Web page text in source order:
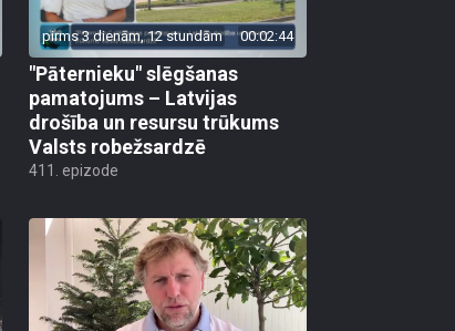
pirms 3 dienām, 12 stundām 00:02:44
"Pāternieku" slēgšanas
pamatojums – Latvijas
drošība un resursu trūkums
Valsts robežsardzē
411. epizode